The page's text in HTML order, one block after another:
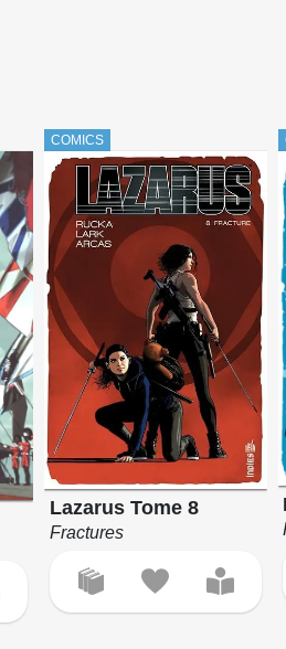
COMICS
Lazarus Tome 8
Fractures